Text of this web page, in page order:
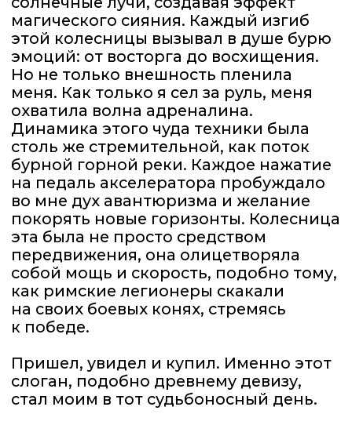
Пришел, увидел и купил. Именно этот
слоган, подобно древнему девизу,
стал моим в тот судьбоносный день.
В тот же день уже на собственном
автомобиле я мчался по улицам,
ощущая себя первопроходцем,
открывающим новые земли. GAC GS3
стал не просто автомобилем,
он превратился в символ моей
свободы и независимости. В его
объятиях я обрел не только скорость
и элегантность, но и возможность
связаться с миром вокруг меня.
И в этот момент я понял: иногда
колесница может стать не просто
средством передвижения, а ключом
к новым возможностям,
незабываемым встречам
и знакомствам.
Благодаря моему новому автомобилю
GAC GS3 я открыл для себя не только
мир скорости и комфорта,
но и сообщество единомышленников
в интернете. Так я решил
присоединиться к чату владельцев
людей, которые так же были
влюблены в свои GAC GS3. Мы делимся
опытом, советами по обслуживанию
и улучшению автомобилей, а также
общаемся на темы, выходящие